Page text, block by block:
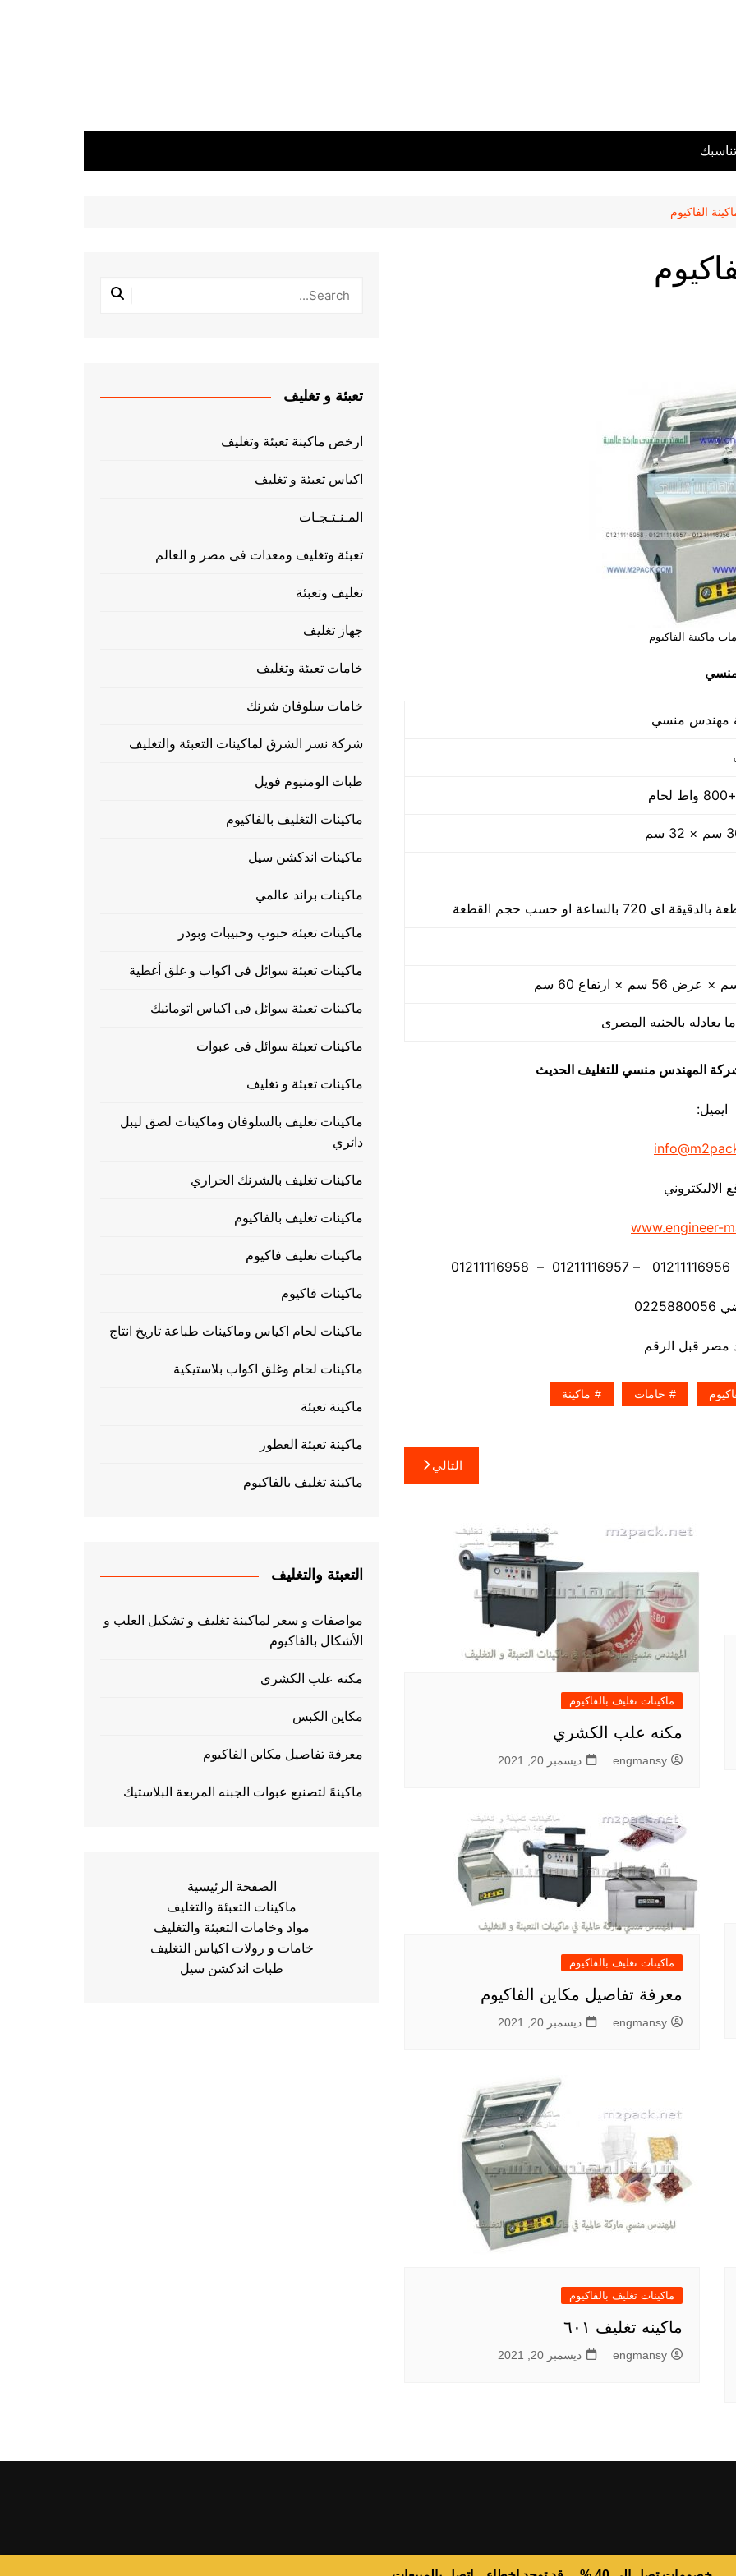
الفاكيوم
ماكينة الفاكيوم
يعادله بالجنيه المصرى
شركة المهندس منسي للتغليف الحديث
ايميل:
الاليكتروني
www.engineer-
خامات ماكينة
التالي
ماكينات تغليف بالفاكيوم
مكنه علب الكشري
engmansy ديسمبر 20, 2021
ماكينات تغليف بالفاكيوم
معرفة تفاصيل مكاين الفاكيوم
engmansy ديسمبر 20, 2021
ماكينات تغليف بالفاكيوم
ماكينه تغليف ٦٠١
engmansy ديسمبر 20, 2021
تعبئة و تغليف
ارخص ماكينة تعبئة وتغليف
اكياس تعبئة و تغليف
المـنـتـجـات
تعبئة وتغليف ومعدات فى مصر و العالم
تغليف وتعبئة
جهاز تغليف
خامات تعبئة وتغليف
خامات سلوفان شرنك
شركة نسر الشرق لماكينات التعبئة والتغليف
طبات الومنيوم فويل
ماكينات التغليف بالفاكيوم
ماكينات اندكشن سيل
ماكينات براند عالمي
ماكينات تعبئة حبوب وحبيبات وبودر
ماكينات تعبئة سوائل فى اكواب و غلق أغطية
ماكينات تعبئة سوائل فى اكياس اتوماتيك
ماكينات تعبئة سوائل فى عبوات
ماكينات تعبئة و تغليف
ماكينات تغليف بالسلوفان وماكينات لصق ليبل
دائري
ماكينات تغليف بالشرنك الحراري
ماكينات تغليف بالفاكيوم
ماكينات تغليف فاكيوم
ماكينات فاكيوم
ماكينات لحام اكياس وماكينات طباعة تاريخ انتاج
ماكينات لحام وغلق اكواب بلاستيكية
ماكينة تعبئة
ماكينة تعبئة العطور
ماكينة تغليف بالفاكيوم
التعبئة والتغليف
مواصفات و سعر لماكينة تغليف و تشكيل العلب و
الأشكال بالفاكيوم
مكنه علب الكشري
مكاين الكبس
معرفة تفاصيل مكاين الفاكيوم
ماكينهً لتصنيع عبوات الجبنه المربعة البلاستيك
الصفحة الرئيسية
ماكينات التعبئة والتغليف
مواد وخامات التعبئة والتغليف
خامات و رولات اكياس التغليف
طبات اندكشن سيل